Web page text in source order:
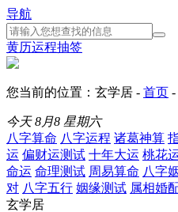
导航
黄历运程抽签
您当前的位置：玄学居 - 首页 -
今天8月8 星期六
八字算命 八字运程 诸葛神算
运 偏财运测试 十年大运 桃花
命运 命理测试 周易算命 八字
对 八字五行 姻缘测试 属相婚
玄学居